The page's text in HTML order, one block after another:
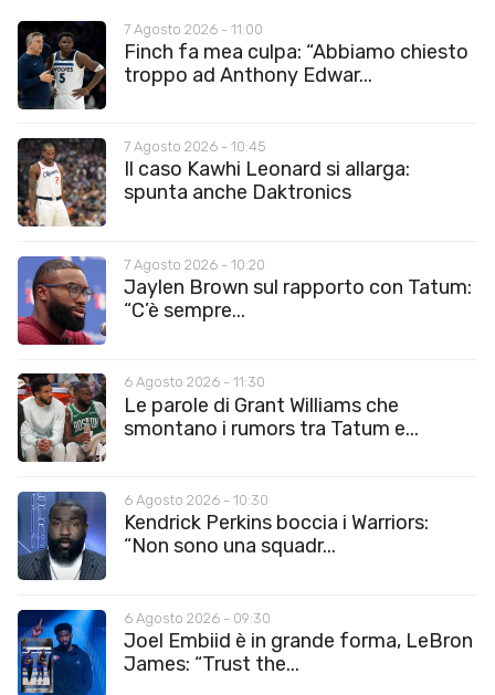
7 Agosto 2026 - 11:00
Finch fa mea culpa: “Abbiamo chiesto
troppo ad Anthony Edwar...
7 Agosto 2026 - 10:45
Il caso Kawhi Leonard si allarga:
spunta anche Daktronics
7 Agosto 2026 - 10:20
Jaylen Brown sul rapporto con Tatum:
“C’è sempre...
6 Agosto 2026 - 11:30
Le parole di Grant Williams che
smontano i rumors tra Tatum e...
6 Agosto 2026 - 10:30
Kendrick Perkins boccia i Warriors:
“Non sono una squadr...
6 Agosto 2026 - 09:30
Joel Embiid è in grande forma, LeBron
James: “Trust the...